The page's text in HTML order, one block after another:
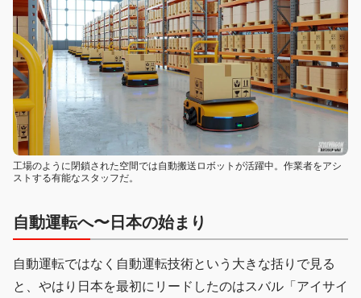
工場のように閉鎖された空間では自動搬送ロボットが活躍中。作業者をアシ
ストする有能なスタッフだ。
自動運転へ〜日本の始まり
自動運転ではなく自動運転技術という大きな括りで見る
と、やはり日本を最初にリードしたのはスバル「アイサイ